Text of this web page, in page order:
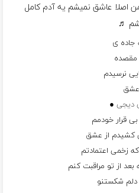
اصلا عاشق نمیشم یه آدم کامل
♬
جاده ی
مقصده
نرسیدم
عشق
دیجی●
قرار خودمم
کشیدم از عشق
زخمی اعتمادتم
از تو مراقبت کنم
دلم شکستنو